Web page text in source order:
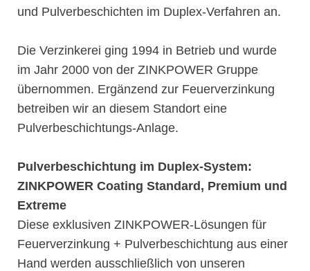
und Pulverbeschichten im Duplex-Verfahren an.
Die Verzinkerei ging 1994 in Betrieb und wurde
im Jahr 2000 von der ZINKPOWER Gruppe
übernommen. Ergänzend zur Feuerverzinkung
betreiben wir an diesem Standort eine
Pulverbeschichtungs-Anlage.
Pulverbeschichtung im Duplex-System:
ZINKPOWER Coating Standard, Premium und
Extreme
Diese exklusiven ZINKPOWER-Lösungen für
Feuerverzinkung + Pulverbeschichtung aus einer
Hand werden ausschließlich von unseren